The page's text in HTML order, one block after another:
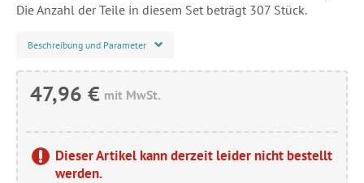
Die Anzahl der Teile in diesem Set beträgt 307 Stück.
Beschreibung und Parameter
47,96 € mit MwSt.
Dieser Artikel kann derzeit leider nicht bestellt
werden.